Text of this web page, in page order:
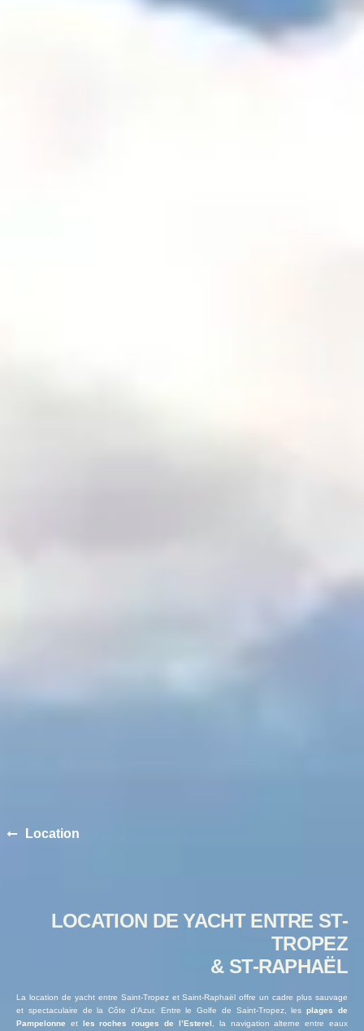
LOCATION DE YACHT ENTRE ST-
TROPEZ
& ST-RAPHAËL
La location de yacht entre Saint-Tropez et Saint-Raphaël offre un cadre plus sauvage
et spectaculaire de la Côte d’Azur. Entre le Golfe de Saint-Tropez, lesplages de
Pampelonne et les roches rouges de l’Esterel, la navigation alterne entre eaux
Location